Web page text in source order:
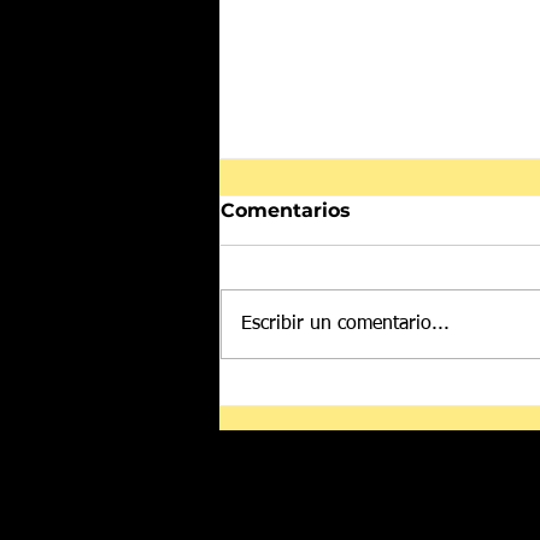
Comentarios
Escribir un comentario...